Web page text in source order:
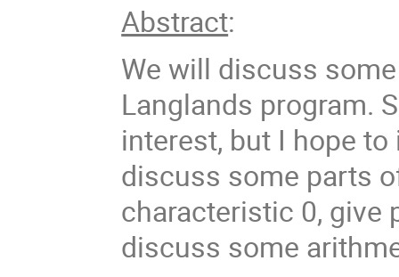
Abstract:
We will discuss
Langlands program.
interest, but I hope
discuss some parts
characteristic 0, give
discuss some